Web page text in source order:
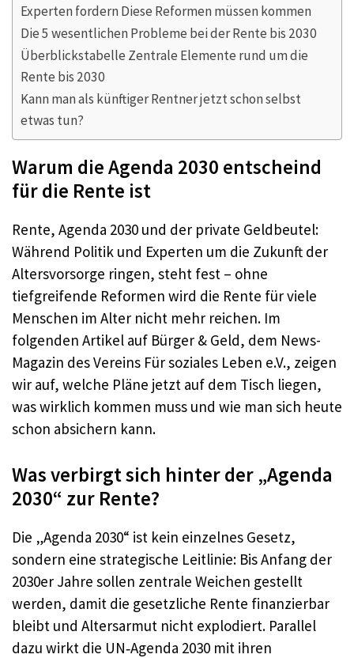
Experten fordern Diese Reformen müssen kommen
Die 5 wesentlichen Probleme bei der Rente bis 2030
Überblickstabelle Zentrale Elemente rund um die
Rente bis 2030
Kann man als künftiger Rentner jetzt schon selbst
etwas tun?
Warum die Agenda 2030 entscheind
für die Rente ist
Rente, Agenda 2030 und der private Geldbeutel:
Während Politik und Experten um die Zukunft der
Altersvorsorge ringen, steht fest – ohne
tiefgreifende Reformen wird die Rente für viele
Menschen im Alter nicht mehr reichen. Im
folgenden Artikel auf Bürger & Geld, dem News-
Magazin des Vereins Für soziales Leben e.V., zeigen
wir auf, welche Pläne jetzt auf dem Tisch liegen,
was wirklich kommen muss und wie man sich heute
schon absichern kann.
Was verbirgt sich hinter der „Agenda
2030“ zur Rente?
Die „Agenda 2030“ ist kein einzelnes Gesetz,
sondern eine strategische Leitlinie: Bis Anfang der
2030er Jahre sollen zentrale Weichen gestellt
werden, damit die gesetzliche Rente finanzierbar
bleibt und Altersarmut nicht explodiert. Parallel
dazu wirkt die UN‑Agenda 2030 mit ihren